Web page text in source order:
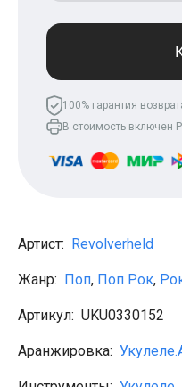
Клава Кока
Мари Краймбрери
Лариса Долина
Саундтреки
Аккорды для начинающих
Виктор Цой (Кино)
ДДТ
Земфира
Сплин
Наутилус Помпилиус
Владимир Высоцкий
Гражданская оборона
100% гарантия
В стоимость включен
Артист: Revolverheld
Жанр: Поп, Поп Рок,
Артикул: UKU0330152
Аранжировка: